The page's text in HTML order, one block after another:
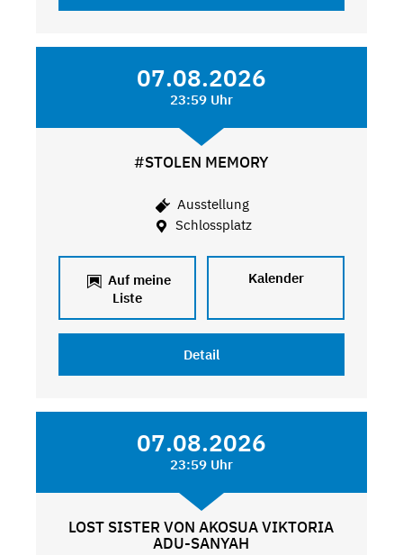
07.08.2026
23:59 Uhr
#STOLEN MEMORY
Ausstellung
Schlossplatz
Auf meine
Liste
Kalender
Detail
07.08.2026
23:59 Uhr
LOST SISTER VON AKOSUA VIKTORIA
ADU-SANYAH